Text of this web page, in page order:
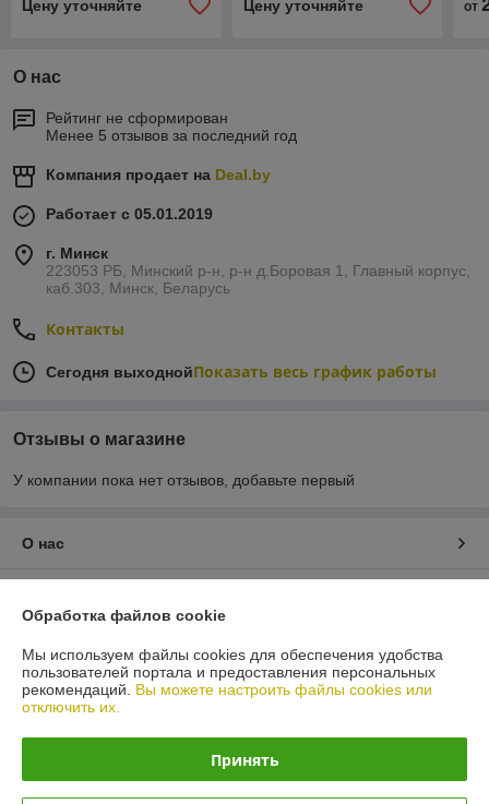
Цену уточняйте
Цену уточняйте
от
О нас
Рейтинг не сформирован
Менее 5 отзывов за последний год
Компания продает на Deal.by
Работает с 05.01.2019
г. Минск
223053 РБ, Минский р-н, р-н д.Боровая 1, Главный корпус,
каб.303, Минск, Беларусь
Контакты
Сегодня выходнойПоказать весь график работы
Отзывы о магазине
У компании пока нет отзывов, добавьте первый
О нас
Доставка и оплата
График работы
Политика обработки cookies
Обработка файлов cookie
Мы используем файлы cookies для обеспечения удобства
пользователей портала и предоставления персональных
рекомендаций. Вы можете настроить файлы cookies или
отключить их.
Принять